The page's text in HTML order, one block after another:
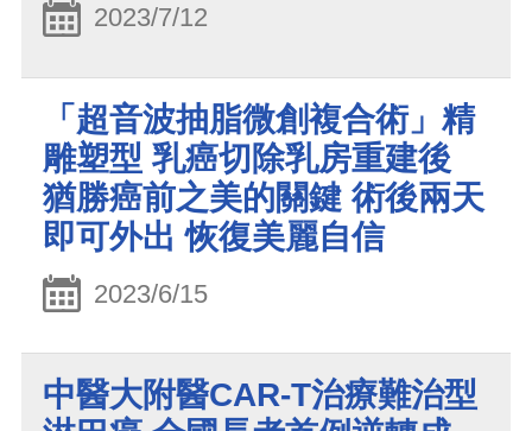
2023/7/12
「超音波抽脂微創複合術」精
雕塑型 乳癌切除乳房重建後
猶勝癌前之美的關鍵 術後兩天
即可外出 恢復美麗自信
2023/6/15
中醫大附醫CAR-T治療難治型